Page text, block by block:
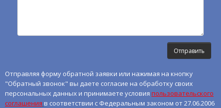
Отправляя форму обратной заявки или нажимая на кнопку
"Обратный звонок" вы даете согласие на обработку своих
персональных данных и принимаете условия пользовательского
соглашения в соответствии с Федеральным законом от 27.06.2006